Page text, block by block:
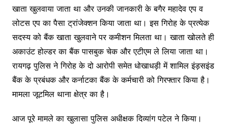
खाता खुलवाया जाता था और उनकी जानकारी के बगैर महादेव एप व
लोटस एप का पैसा ट्रांजेक्शन किया जाता था। इस गिरोह के प्रत्येक
सदस्य को बैंक खाता खुलवाने पर कमीशन मिलता था। खाता खोलते ही
अकाउंट होल्डर का बैंक पासबुक चेक और एटीएम ले लिया जाता था।
रायगढ़ पुलिस ने गिरोह के दो आरोपी समेत धोखाधड़ी में शामिल इंड़सइंड
बैंक के प्रबंधक और कर्नाटका बैंक के कर्मचारी को गिरफ्तार किया है।
मामला जूटमिल थाना क्षेत्र का है।
आज पूरे मामले का खुलासा पुलिस अधीक्षक दिव्यांग पटेल ने किया।